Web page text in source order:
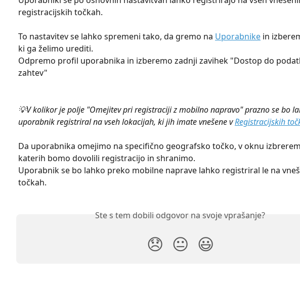
registracijskih točkah.
To nastavitev se lahko spremeni tako, da gremo na Uporabnike in
ki ga želimo urediti.
Odpremo profil uporabnika in izberemo zadnji zavihek "Dostop do
zahtev"
💡V kolikor je polje "Omejitev pri registraciji z mobilno napravo" prazno se bo
uporabnik registriral na vseh lokacijah, ki jih imate vnešene v Registracijskih
Da uporabnika omejimo na specifično geografsko točko, v oknu
katerih bomo dovolili registracijo in shranimo.
Uporabnik se bo lahko preko mobilne naprave lahko registriral le na
točkah.
Ste s tem dobili odgovor na svoje vprašanje?
😞 😐 😃